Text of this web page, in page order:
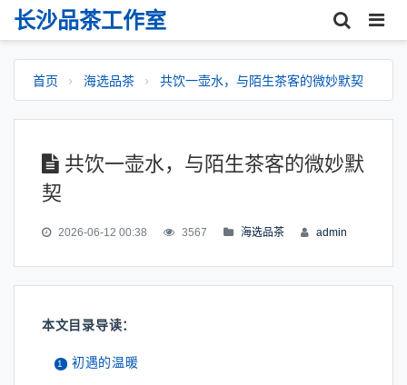
长沙品茶工作室
首页 海选品茶 共饮一壶水，与陌生茶客的微妙默契
共饮一壶水，与陌生茶客的微妙默
契
2026-06-12 00:38 3567 海选品茶 admin
本文目录导读：
初遇的温暖